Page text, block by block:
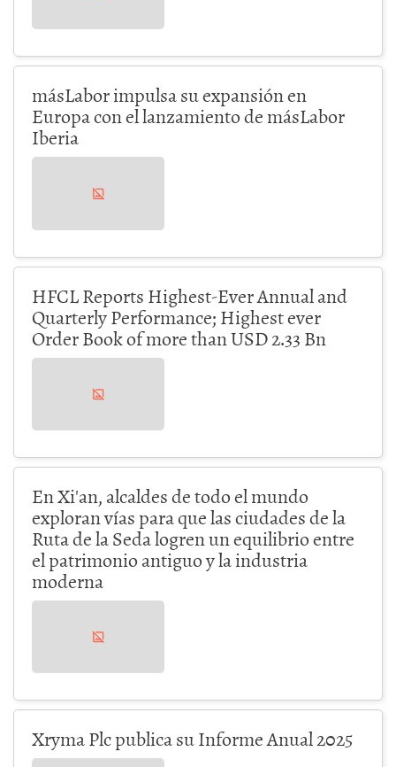
másLabor impulsa su expansión en
Europa con el lanzamiento de másLabor
Iberia
HFCL Reports Highest-Ever Annual and
Quarterly Performance; Highest ever
Order Book of more than USD 2.33 Bn
En Xi'an, alcaldes de todo el mundo
exploran vías para que las ciudades de la
Ruta de la Seda logren un equilibrio entre
el patrimonio antiguo y la industria
moderna
Xryma Plc publica su Informe Anual 2025